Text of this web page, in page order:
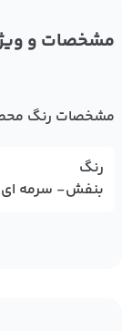
مشخصات و
مشخصات رنگ
رنگ
بنفش- سرمه